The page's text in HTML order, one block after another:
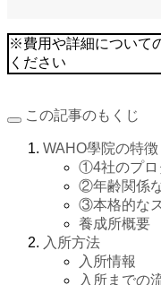
※費用や詳細について
ください
この記事のもくじ
WAHO學院の特徴
①4社のプロ
②年齢関係
③本格的な
養成所概要
入所方法
入所情報
入所までの